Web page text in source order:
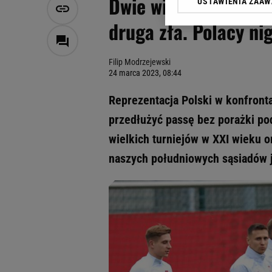
Dwie wiadomości
druga zła. Polacy
Filip Modrzejewski
24 marca 2023, 08:44
Reprezentacja Polski w
przedłużyć passę bez porażki
wielkich turniejów w XXI wieku
naszych południowych
Klikając „Akceptuję”
Zaufanych Partnerów i
dotyczące plików
odnośnik „Ustawienia
Użycie dokładnych
Przechowywanie
badnie odbiorców i